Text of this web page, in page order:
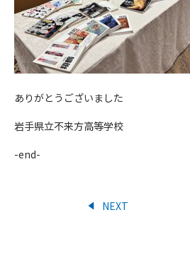
ありがとうございました
岩手県立不来方高等学校
-end-
NEXT